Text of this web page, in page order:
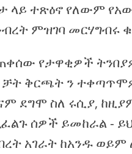
ላይ ተጽዕኖ የለውም
ምዝገባ
የታዋቂዎች
ቻት ቅርጫት ን
ደግሞ ስለ ሩሲያ,
ሰዎች ይመከራል -
አገራት ከአንዱ ወይም